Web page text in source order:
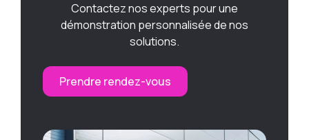
Contactez nos experts pour une
démonstration personnalisée de nos
solutions.
Prendre rendez-vous